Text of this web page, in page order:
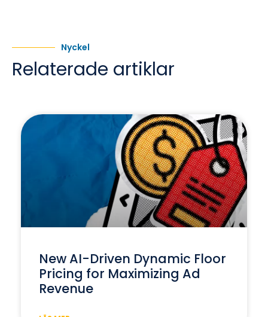
Nyckel
Relaterade artiklar
New AI-Driven Dynamic Floor
Pricing for Maximizing Ad
Revenue